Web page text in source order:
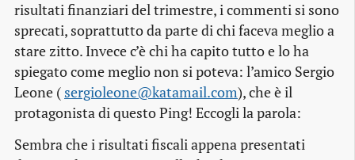
risultati finanziari del trimestre, i commenti si sono
sprecati, soprattutto da parte di chi faceva meglio a
stare zitto. Invece c’è chi ha capito tutto e lo ha
spiegato come meglio non si poteva: l’amico Sergio
Leone ( sergioleone@katamail.com), che è il
protagonista di questo Ping! Eccogli la parola:
Sembra che i risultati fiscali appena presentati